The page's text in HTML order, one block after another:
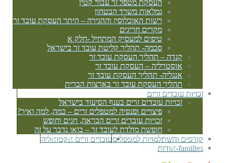
העסקת מטפל זר עבור קטין
גמלאות משרד הבטחון
רשות האוכלוסין וההגירה – היתר העסקת עובד זר
מקרים חריגים
טיפים למעסיק המתחיל -חלק א
סכמה- תהליך קליטת עובד זר בישראל
קנדה – תהליך העסקת עובד זר
אוסטרליה – העסקת עובד זר
אנגליה- תהליך העסקת עובד זר
תהליך העסקת עובד זר בארצות הברית
זכויות עובדים זרים
זכויות עובדים זרים בענף הסיעוד בישראל
פיצויים ופנסיה למטפלים זרים – כמה, למה ואיך?
זכויות עובדים זרים הבראה, חגים וחופש
חופשת מולדת לעובד זר – בואו נדבר על זה
קורסים והשתלמויות למטפליםעובדים זרים אקטואליה
families-אודות